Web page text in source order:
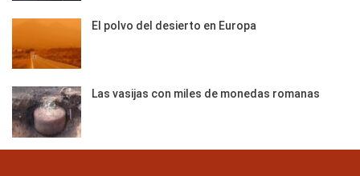
El polvo del desierto en Europa
Las vasijas con miles de monedas romanas